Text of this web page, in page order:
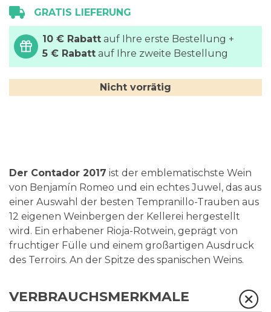
GRATIS LIEFERUNG
10 € Rabatt auf Ihre erste Bestellung +
5 € Rabatt auf Ihre zweite Bestellung
Nicht vorrätig
Der Contador 2017 ist der emblematischste Wein
von Benjamín Romeo und ein echtes Juwel, das aus
einer Auswahl der besten Tempranillo-Trauben aus
12 eigenen Weinbergen der Kellerei hergestellt
wird. Ein erhabener Rioja-Rotwein, geprägt von
fruchtiger Fülle und einem großartigen Ausdruck
des Terroirs. An der Spitze des spanischen Weins.
VERBRAUCHSMERKMALE